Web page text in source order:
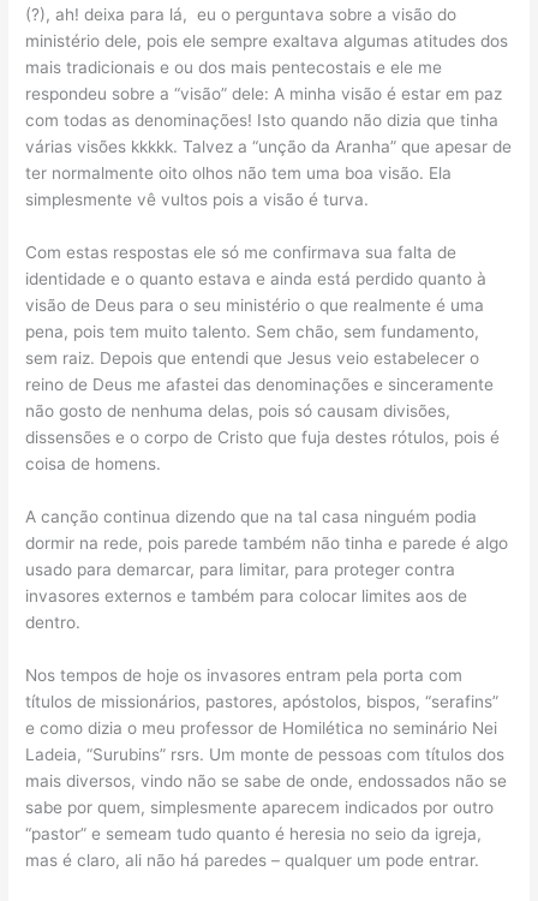
(?), ah! deixa para lá, eu o perguntava sobre a visão do
ministério dele, pois ele sempre exaltava algumas atitudes dos
mais tradicionais e ou dos mais pentecostais e ele me
respondeu sobre a “visão” dele: A minha visão é estar em paz
com todas as denominações! Isto quando não dizia que tinha
várias visões kkkkk. Talvez a “unção da Aranha” que apesar de
ter normalmente oito olhos não tem uma boa visão. Ela
simplesmente vê vultos pois a visão é turva.
Com estas respostas ele só me confirmava sua falta de
identidade e o quanto estava e ainda está perdido quanto à
visão de Deus para o seu ministério o que realmente é uma
pena, pois tem muito talento. Sem chão, sem fundamento,
sem raiz. Depois que entendi que Jesus veio estabelecer o
reino de Deus me afastei das denominações e sinceramente
não gosto de nenhuma delas, pois só causam divisões,
dissensões e o corpo de Cristo que fuja destes rótulos, pois é
coisa de homens.
A canção continua dizendo que na tal casa ninguém podia
dormir na rede, pois parede também não tinha e parede é algo
usado para demarcar, para limitar, para proteger contra
invasores externos e também para colocar limites aos de
dentro.
Nos tempos de hoje os invasores entram pela porta com
títulos de missionários, pastores, apóstolos, bispos, “serafins”
e como dizia o meu professor de Homilética no seminário Nei
Ladeia, “Surubins” rsrs. Um monte de pessoas com títulos dos
mais diversos, vindo não se sabe de onde, endossados não se
sabe por quem, simplesmente aparecem indicados por outro
“pastor” e semeam tudo quanto é heresia no seio da igreja,
mas é claro, ali não há paredes – qualquer um pode entrar.